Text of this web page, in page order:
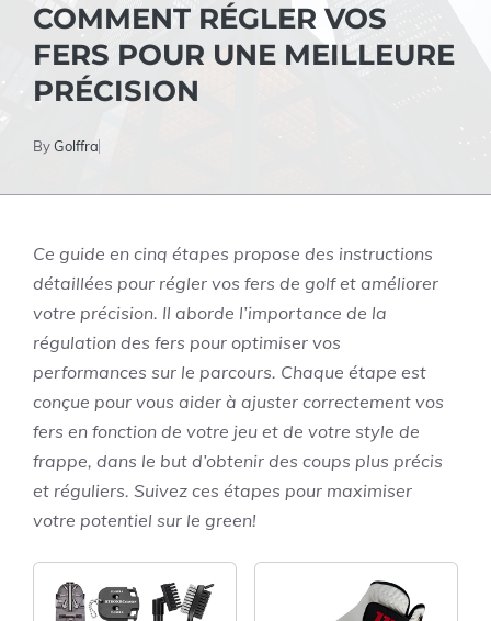
COMMENT RÉGLER VOS
FERS POUR UNE MEILLEURE
PRÉCISION
ByGolffra
Ce guide en cinq étapes propose des instructions
détaillées pour régler vos fers de golf et améliorer
votre précision. Il aborde l’importance de la
régulation des fers pour optimiser vos
performances sur le parcours. Chaque étape est
conçue pour vous aider à ajuster correctement vos
fers en fonction de votre jeu et de votre style de
frappe, dans le but d’obtenir des coups plus précis
et réguliers. Suivez ces étapes pour maximiser
votre potentiel sur le green!